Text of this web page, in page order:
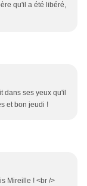
qu'il a été libéré,
dans ses yeux qu'il
et bon jeudi !
Mireille ! <br />